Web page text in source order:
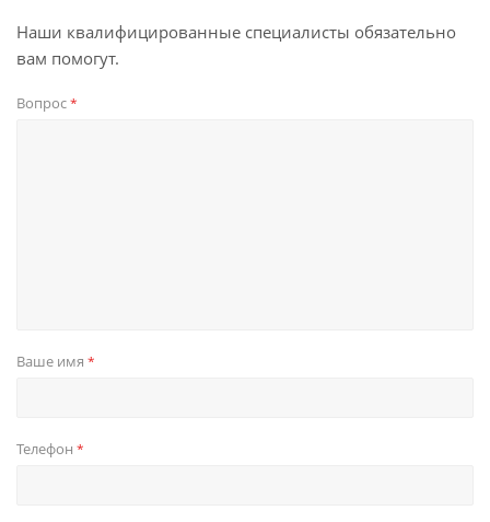
Наши квалифицированные специалисты обязательно
вам помогут.
Вопрос*
Ваше имя *
Телефон *